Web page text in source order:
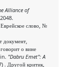
Alliance of
слово, №
документ,
о вине
"Dabru Emet": A
Другой критик,